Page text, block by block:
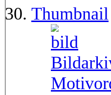
Thumbnail